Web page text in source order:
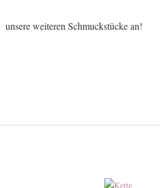
unsere weiteren Schmuckstücke an!